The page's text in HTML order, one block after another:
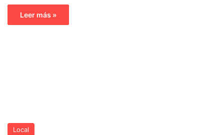
Leer más »
Local